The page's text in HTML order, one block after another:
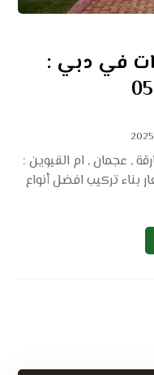
في دبي :
, عجمان , ام القيوين :
ارخص اسعار بناء تركيب افضل أنواع